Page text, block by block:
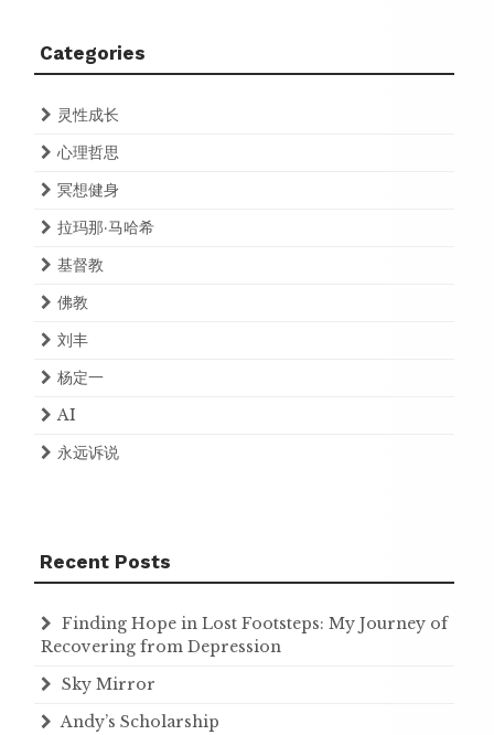
Categories
灵性成长
心理哲思
冥想健身
拉玛那·马哈希
基督教
佛教
刘丰
杨定一
AI
永远诉说
Recent Posts
Finding Hope in Lost Footsteps: My Journey of
Recovering from Depression
Sky Mirror
Andy’s Scholarship